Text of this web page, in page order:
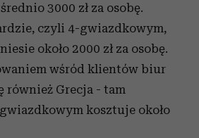
3000 zł za osobę.
czyli 4-gwiazdkowym,
około 2000 zł za osobę.
wśród klientów biur
również Grecja - tam
kosztuje około